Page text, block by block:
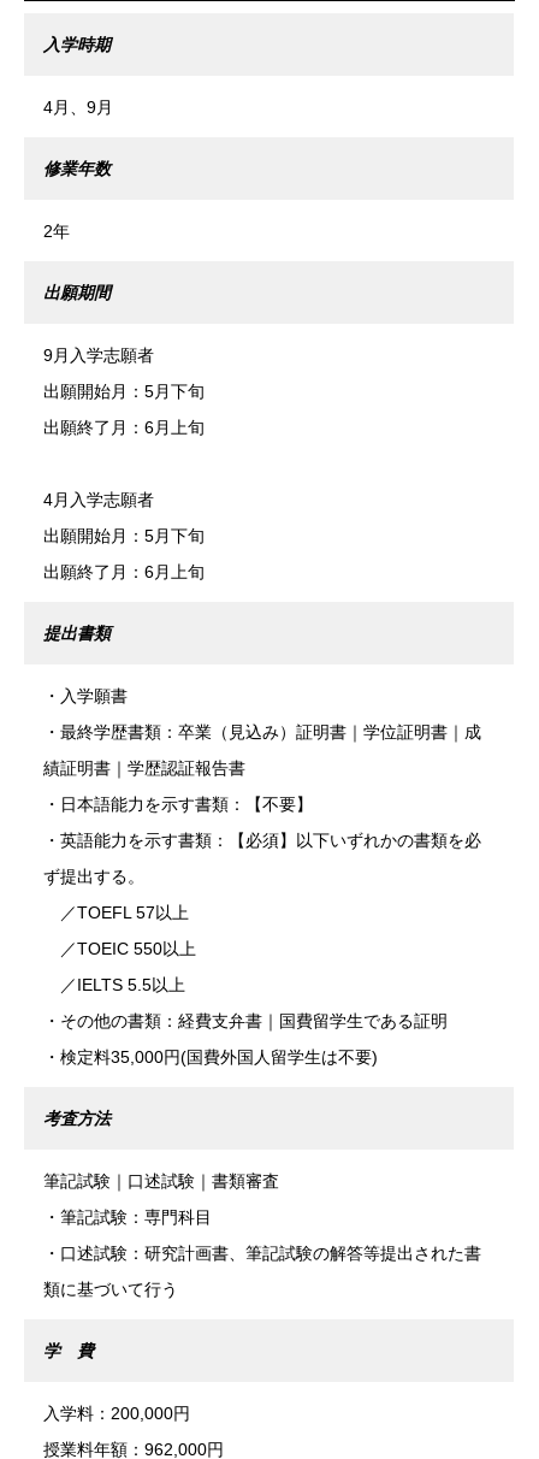
入学時期
4月、9月
修業年数
2年
出願期間
9月入学志願者
出願開始月：5月下旬
出願終了月：6月上旬
4月入学志願者
出願開始月：5月下旬
出願終了月：6月上旬
提出書類
・入学願書
・最終学歴書類：卒業（見込み）証明書｜学位証明書｜成
績証明書｜学歴認証報告書
・日本語能力を示す書類：【不要】
・英語能力を示す書類：【必須】以下いずれかの書類を必
ず提出する。
／TOEFL 57以上
／TOEIC 550以上
／IELTS 5.5以上
・その他の書類：経費支弁書｜国費留学生である証明
・検定料35,000円(国費外国人留学生は不要)
考査方法
筆記試験｜口述試験｜書類審査
・筆記試験：専門科目
・口述試験：研究計画書、筆記試験の解答等提出された書
類に基づいて行う
学 費
入学料：200,000円
授業料年額：962,000円